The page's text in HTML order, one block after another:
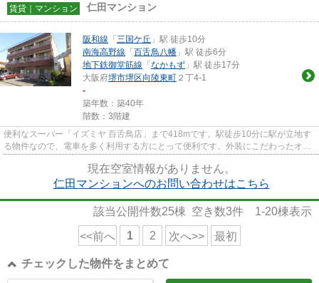
賃貸｜マンション 仁田マンション
阪和線 「 三国ケ丘 」駅 徒歩10分
南海高野線 「 百舌鳥八幡 」駅 徒歩6分
地下鉄御堂筋線 「 なかもず 」駅 徒歩17分
大阪府堺市堺区向陵東町 ２丁4-1
-
築年数：築40年
階数：3階建
便利なスーパー「イズミヤ 百舌鳥店」まで418mです。駅徒歩10分に駅が立地す
る物件なので、電車を多く利用する方にとって便利です。外装にこだわったオシ
現在空室情報がありません。
仁田マンションへのお問い合わせはこちら
該当公開件数25棟 空き数3件 1-20棟表示
<<前へ 1 2 次へ>> 最初
チェックした物件をまとめて